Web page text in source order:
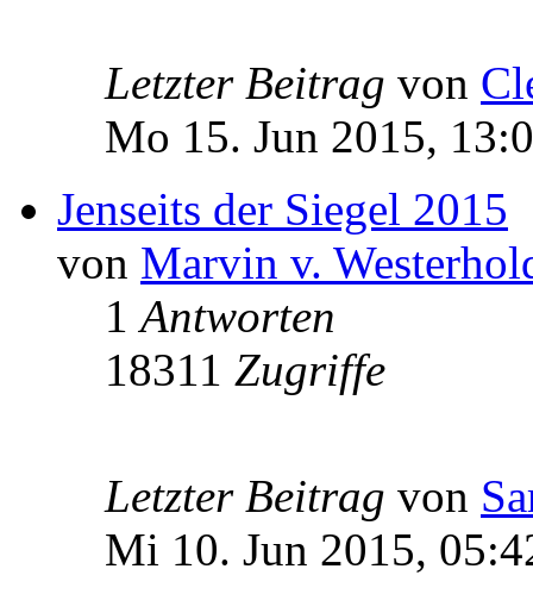
Letzter Beitrag von
Mo 15. Jun 2015,
Jenseits der Siegel 2015
von Marvin v.
1Antworten
18311 Zugriffe
Letzter Beitrag von
Mi 10. Jun 2015,